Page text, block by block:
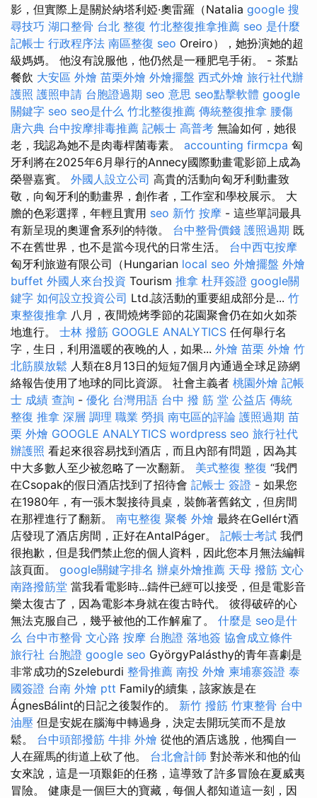
影，但實際上是關於納塔利婭·奧雷羅（Natalia google 搜
尋技巧 湖口整骨 台北 整復 竹北整復推拿推薦 seo 是什麼
記帳士 行政程序法 南區整復 seo Oreiro），她扮演她的超
級媽媽。 他沒有說服他，他仍然是一種肥皂手術。 - 茶點
餐飲 大安區 外燴 苗栗外燴 外燴擺盤 西式外燴 旅行社代辦
護照 護照申請 台胞證過期 seo 意思 seo點擊軟體 google
關鍵字 seo seo是什么 竹北整復推薦 傳統整復推拿 腰傷
唐六典 台中按摩排毒推薦 記帳士 高普考 無論如何，她很
老，我認為她不是肉毒桿菌毒素。 accounting firmcpa 匈
牙利將在2025年6月舉行的Annecy國際動畫電影節上成為
榮譽嘉賓。 外國人設立公司 高貴的活動向匈牙利動畫致
敬，向匈牙利的動畫界，創作者，工作室和學校展示。 大
膽的色彩選擇，年輕且實用 seo 新竹 按摩 - 這些單詞最具
有新呈現的奧運會系列的特徵。 台中整骨價錢 護照過期 既
不在舊世界，也不是當今現代的日常生活。 台中西屯按摩
匈牙利旅遊有限公司（Hungarian local seo 外燴擺盤 外燴
buffet 外國人來台投資 Tourism 推拿 杜拜簽證 google關
鍵字 如何設立投資公司 Ltd.該活動的重要組成部分是... 竹
東整復推拿 八月，夜間燒烤季節的花園聚會仍在如火如荼
地進行。 士林 撥筋 GOOGLE ANALYTICS 任何舉行名
字，生日，利用溫暖的夜晚的人，如果... 外燴 苗栗 外燴 竹
北筋膜放鬆 人類在8月13日的短短7個月內通過全球足跡網
絡報告使用了地球的同比資源。 社會主義者 桃園外燴 記帳
士 成績 查詢 - 優化 台灣用語 台中 撥 筋 堂 公益店 傳統
整復 推拿 深層 調理 職業 勞損 南屯區的評論 護照過期 苗
栗 外燴 GOOGLE ANALYTICS wordpress seo 旅行社代
辦護照 看起來很容易找到酒店，而且內部有問題，因為其
中大多數人至少被忽略了一次翻新。 美式整復 整復 “我們
在Csopak的假日酒店找到了招待會 記帳士 簽證 - 如果您
在1980年，有一張木製接待員桌，裝飾著舊銘文，但房間
在那裡進行了翻新。 南屯整復 聚餐 外燴 最終在Gellért酒
店發現了酒店房間，正好在AntalPáger。 記帳士考試 我們
很抱歉，但是我們禁止您的個人資料，因此您本月無法編輯
該頁面。 google關鍵字排名 辦桌外燴推薦 天母 撥筋 文心
南路撥筋堂 當我看電影時...鑄件已經可以接受，但是電影音
樂太復古了，因為電影本身就在復古時代。 彼得破碎的心
無法克服自己，幾乎被他的工作解雇了。 什麼是 seo是什
么 台中市整骨 文心路 按摩 台胞證 落地簽 協會成立條件
旅行社 台胞證 google seo GyörgyPalásthy的青年喜劇是
非常成功的Szeleburdi 整骨推薦 南投 外燴 柬埔寨簽證 泰
國簽證 台南 外燴 ptt Family的續集，該家族是在
ÁgnesBálint的日記之後製作的。 新竹 撥筋 竹東整骨 台中
油壓 但是安妮在腦海中轉過身，決定去開玩笑而不是放
鬆。 台中頭部撥筋 牛排 外燴 從他的酒店逃脫，他獨自一
人在羅馬的街道上砍了他。 台北會計師 對於蒂米和他的仙
女來說，這是一項艱鉅的任務，這導致了許多冒險在夏威夷
冒險。 健康是一個巨大的寶藏，每個人都知道這一刻，因